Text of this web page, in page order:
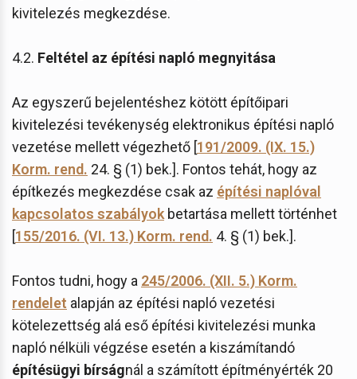
kivitelezés megkezdése.
4.2. Feltétel az építési napló megnyitása
Az egyszerű bejelentéshez kötött építőipari
kivitelezési tevékenység elektronikus építési napló
vezetése mellett végezhető [191/2009. (IX. 15.)
Korm. rend. 24. § (1) bek.]. Fontos tehát, hogy az
építkezés megkezdése csak az építési naplóval
kapcsolatos szabályok betartása mellett történhet
[155/2016. (VI. 13.) Korm. rend. 4. § (1) bek.].
Fontos tudni, hogy a 245/2006. (XII. 5.) Korm.
rendelet alapján az építési napló vezetési
kötelezettség alá eső építési kivitelezési munka
napló nélküli végzése esetén a kiszámítandó
építésügyi bírságnál a számított építményérték 20